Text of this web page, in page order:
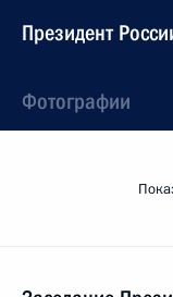
Президент
Фотографии